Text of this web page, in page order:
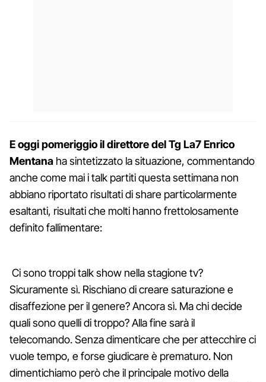
E oggi pomeriggio il direttore del Tg La7 Enrico
Mentana ha sintetizzato la situazione, commentando
anche come mai i talk partiti questa settimana non
abbiano riportato risultati di share particolarmente
esaltanti, risultati che molti hanno frettolosamente
definito fallimentare:
Ci sono troppi talk show nella stagione tv?
Sicuramente sì. Rischiano di creare saturazione e
disaffezione per il genere? Ancora sì. Ma chi decide
quali sono quelli di troppo? Alla fine sarà il
telecomando. Senza dimenticare che per attecchire ci
vuole tempo, e forse giudicare è prematuro. Non
dimentichiamo però che il principale motivo della